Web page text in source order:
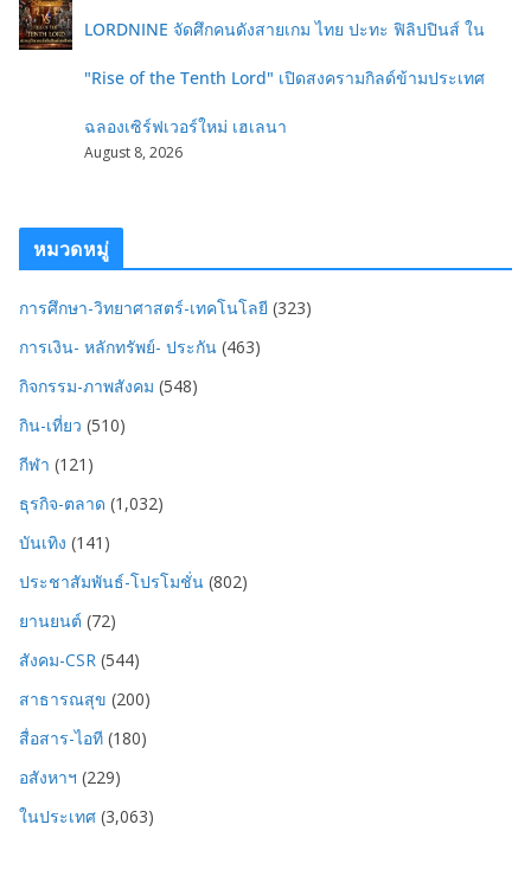
LORDNINE จัดศึกคนดังสายเกม ไทย ปะทะ ฟิลิปปินส์ ใน
"Rise of the Tenth Lord" เปิดสงครามกิลด์ข้ามประเทศ
ฉลองเซิร์ฟเวอร์ใหม่ เฮเลนา
August 8, 2026
หมวดหมู่
การศึกษา-วิทยาศาสตร์-เทคโนโลยี (323)
การเงิน- หลักทรัพย์- ประกัน (463)
กิจกรรม-ภาพสังคม (548)
กิน-เที่ยว (510)
กีฬา (121)
ธุรกิจ-ตลาด (1,032)
บันเทิง (141)
ประชาสัมพันธ์-โปรโมชั่น (802)
ยานยนต์ (72)
สังคม-CSR (544)
สาธารณสุข (200)
สื่อสาร-ไอที (180)
อสังหาฯ (229)
ในประเทศ (3,063)